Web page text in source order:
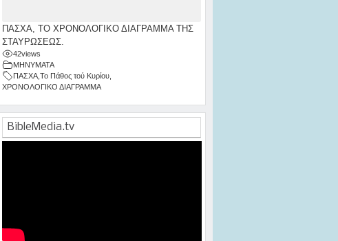
ΠΑΣΧΑ, ΤΟ ΧΡΟΝΟΛΟΓΙΚΟ ΔΙΑΓΡΑΜΜΑ ΤΗΣ
ΣΤΑΥΡΩΣΕΩΣ.
42views
ΜΗΝΥΜΑΤΑ
ΠΑΣΧΑ, Το Πάθος τού Κυρίου,
ΧΡΟΝΟΛΟΓΙΚΟ ΔΙΑΓΡΑΜΜΑ
BibleMedia.tv